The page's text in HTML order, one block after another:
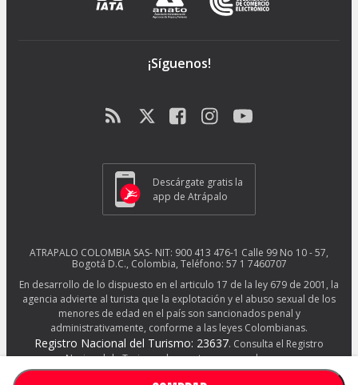
¡Síguenos!
Descárgate gratis la
app de Atrápalo
ATRAPALO COLOMBIA SAS- NIT: 900 413 476-1 Calle 99 No 10 - 57,
Bogotá D.C., Colombia, Teléfono: 57 1 7460707
En desarrollo de lo dispuesto en el articulo 17 de la ley 679 de 2001, la
agencia advierte al turista que la explotación y el abuso sexual de los
menores de edad en el país son sancionados penal y
administrativamente, conforme a las leyes Colombianas.
Registro Nacional del Turismo: 23637. Consulta el Registro
Nacional de Turismo de nuestros proveedores en
http://www.rues.org.co/RNT